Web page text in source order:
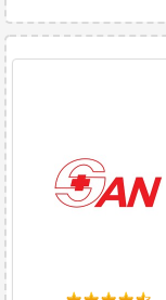
Гинекология
Гирудотерапия